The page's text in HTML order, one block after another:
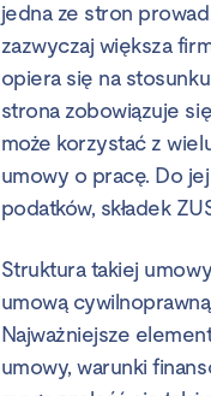
jedna ze stron
zazwyczaj większa
opiera się na
strona zobowiązuje
może korzystać z
umowy o pracę. Do
podatków, składek
Struktura takiej
umową
Najważniejsze
umowy, warunki